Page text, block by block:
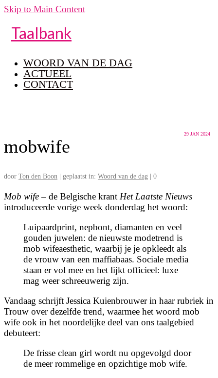
Skip to Main Content
Taalbank
WOORD VAN DE DAG
ACTUEEL
CONTACT
29 JAN 2024
mobwife
door Ton den Boon geplaatst in: Woord van de dag 0
Mob wife– de Belgische krant Het Laatste Nieuws
introduceerde vorige week donderdag het woord:
Luipaardprint, nepbont, diamanten en veel
gouden juwelen: de nieuwste modetrend is
mob wifeaesthetic, waarbij je je opkleedt als
de vrouw van een maffiabaas. Sociale media
staan er vol mee en het lijkt officieel: luxe
mag weer schreeuwerig zijn.
Vandaag schrijft Jessica Kuienbrouwer in haar rubriek in
Trouw over dezelfde trend, waarmee het woord mob
wife ook in het noordelijke deel van ons taalgebied
debuteert:
De frisse clean girl wordt nu opgevolgd door
de meer rommelige en opzichtige mob wife.